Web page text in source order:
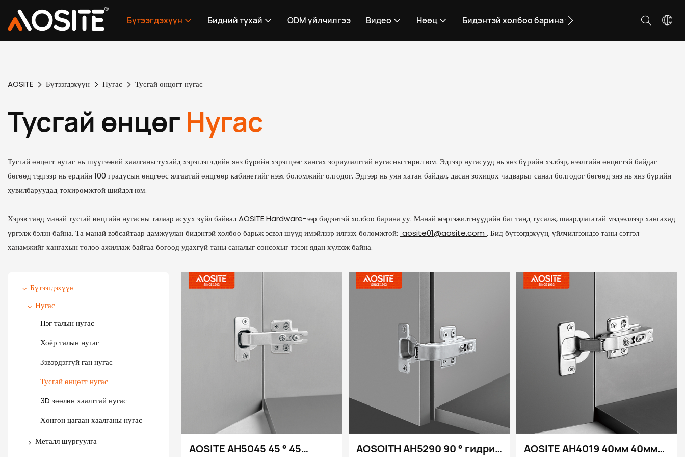
Бүтээгдэхүүн Бидний тухай ODM үйлчилгээ Видео Нөөц Бидэнтэй холбоо барина уу
AOSITE Бүтээгдэхүүн Нугас Тусгай өнцөгт нугас
Тусгай өнцөг Нугас
Тусгай өнцөгт нугас нь шүүгээний хаалганы тухайд хэрэглэгчдийн янз бүрийн хэрэгцээг хангах зориулалттай нугасны төрөл юм. Эдгээр нугасууд нь янз бүрийн хэлбэр, нээлтийн өнцөгтэй байдаг
бөгөөд тэдгээр нь ердийн 100 градусын өнцгөөс ялгаатай өнцгөөр кабинетийг нээх боломжийг олгодог. Эдгээр нь уян хатан байдал, дасан зохицох чадварыг санал болгодог бөгөөд энэ нь янз бүрийн
хувилбаруудад тохиромжтой шийдэл юм.
Хэрэв танд манай тусгай өнцгийн нугасны талаар асуух зүйл байвал AOSITE Hardware-ээр бидэнтэй холбоо барина уу. Манай мэргэжилтнүүдийн баг танд тусалж, шаардлагатай мэдээллээр хангахад
үргэлж бэлэн байна. Та манай вэбсайтаар дамжуулан бидэнтэй холбоо барьж эсвэл шууд имэйлээр илгээх боломжтой: aosite01@aosite.com . Бид бүтээгдэхүүн, үйлчилгээндээ таны сэтгэл
ханамжийг хангахын төлөө ажиллаж байгаа бөгөөд удахгүй таны саналыг сонсохыг тэсэн ядан хүлээж байна.
Бүтээгдэхүүн
Нугас
Нэг талын нугас
Хоёр талын нугас
Зэвэрдэггүй ган нугас
Тусгай өнцөгт нугас
3D зөөлөн хаалттай нугас
Хөнгөн цагаан хаалганы нугас
Металл шургуулга
AOSITE AH5045 45 ° 45
AOSOITH AH5290 90 ° гидрик
AOSITE AH4019 40мм 40мм